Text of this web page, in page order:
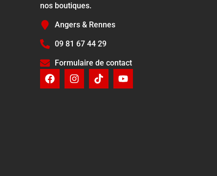
nos boutiques.
Angers & Rennes
09 81 67 44 29
Formulaire de contact